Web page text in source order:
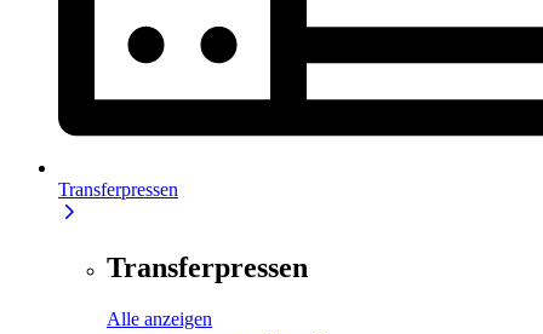
Transferpressen
Transferpressen
Alle anzeigen